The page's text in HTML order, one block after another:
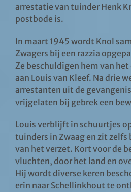
arrestatie van tuinder Henk
postbode is.
In maart 1945 wordt Knol
Zwagers bij een razzia
Ze beschuldigen hem van
aan Louis van Kleef. Na drie
arrestanten uit de
vrijgelaten bij gebrek een
Louis verblijft in schuurtjes
tuinders in Zwaag en zit zelfs
van het verzet. Kort voor de
vluchten, door het land en
Hij wordt diverse keren
erin naar Schellinkhout te